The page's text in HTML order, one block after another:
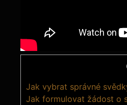
Jak vybrat správné
Jak formulovat žádost o